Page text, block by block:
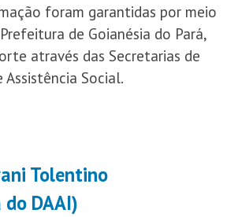
foram garantidas por meio
de Goianésia do Pará,
através das Secretarias de
Assistência Social.
Tolentino
DAAI)